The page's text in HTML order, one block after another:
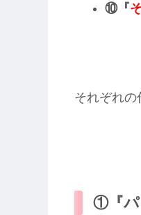
⑩『
それぞれの
①『パ